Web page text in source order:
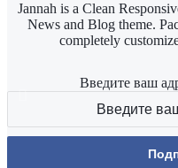
Jannah is a Clean
News and Blog theme.
completely
Введите ваш